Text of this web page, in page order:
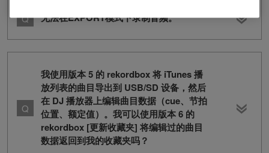
无法在EXPORT模式下录制音频。
我使用版本 5 的 rekordbox 将 iTunes 播
放列表的曲目导出到 USB/SD 设备，然后
在 DJ 播放器上编辑曲目数据（cue、节拍
位置、额定值）。我可以使用版本 6 的
rekordbox [更新收藏夹] 将编辑过的曲目
数据返回到我的收藏夹吗？